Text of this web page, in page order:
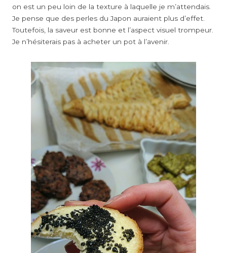
on est un peu loin de la texture à laquelle je m’attendais.
Je pense que des perles du Japon auraient plus d’effet.
Toutefois, la saveur est bonne et l’aspect visuel trompeur.
Je n’hésiterais pas à acheter un pot à l’avenir.